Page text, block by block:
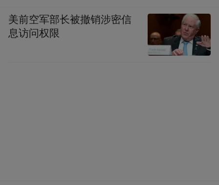
美前空军部长被撤销涉密信
息访问权限